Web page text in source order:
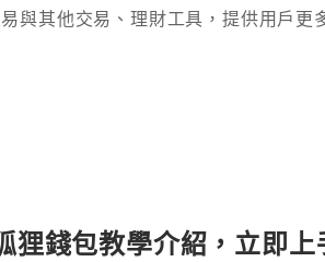
與其他交易、理財工具，提供用戶更
錢包教學介紹，立即